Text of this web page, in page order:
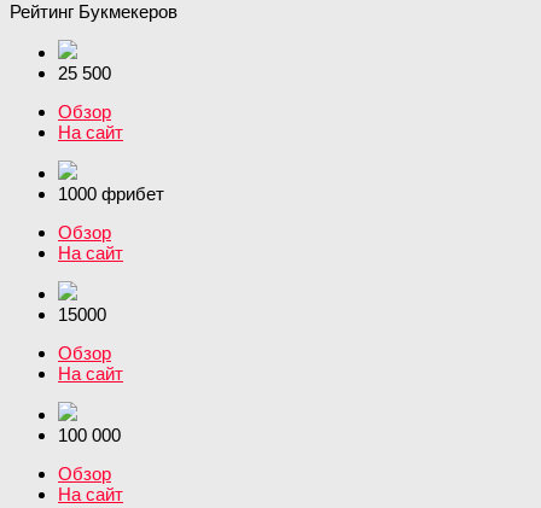
Рейтинг Букмекеров
25 500
Обзор
На сайт
1000 фрибет
Обзор
На сайт
15000
Обзор
На сайт
100 000
Обзор
На сайт